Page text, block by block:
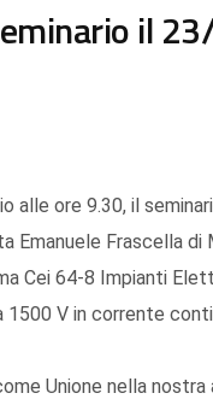
il
alle ore 9.30, il
Emanuele Frascella di
Cei 64-8 Impianti
V in corrente
Unione nella nostra